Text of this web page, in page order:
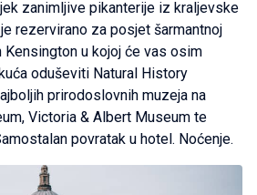
zanimljive pikanterije iz kraljevske
rezervirano za posjet šarmantnoj
u kojoj će vas osim
oduševiti Natural History
prirodoslovnih muzeja na
Victoria & Albert Museum te
povratak u hotel. Noćenje.